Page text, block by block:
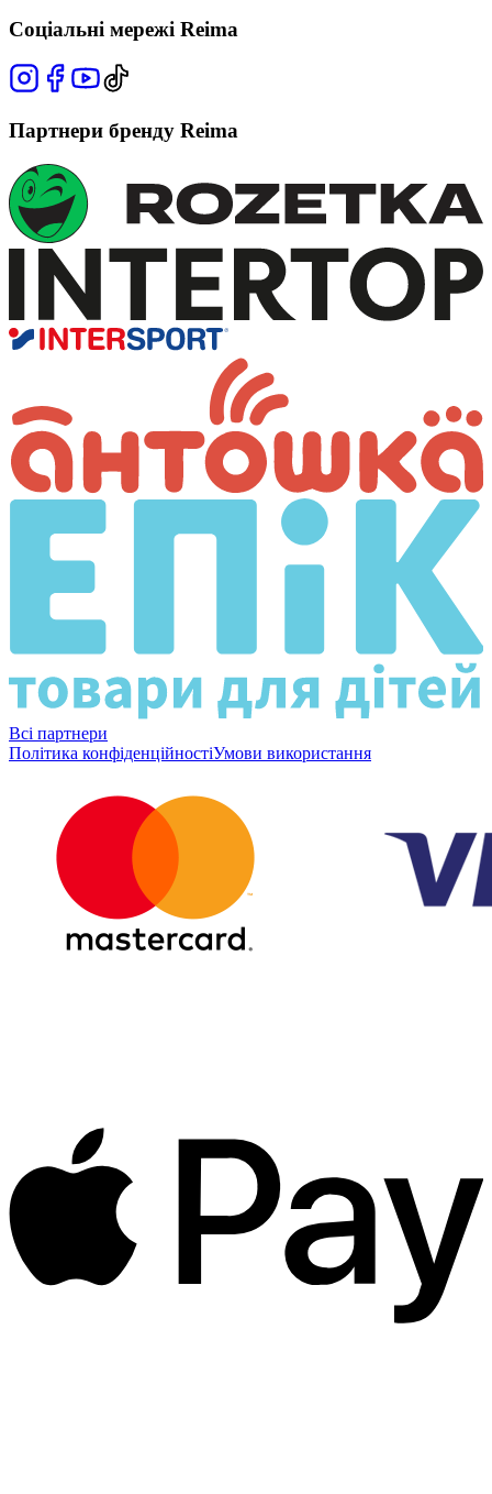
Соціальні мережі Reima
Партнери бренду Reima
Всі партнери
Політика конфіденційностіУмови використання